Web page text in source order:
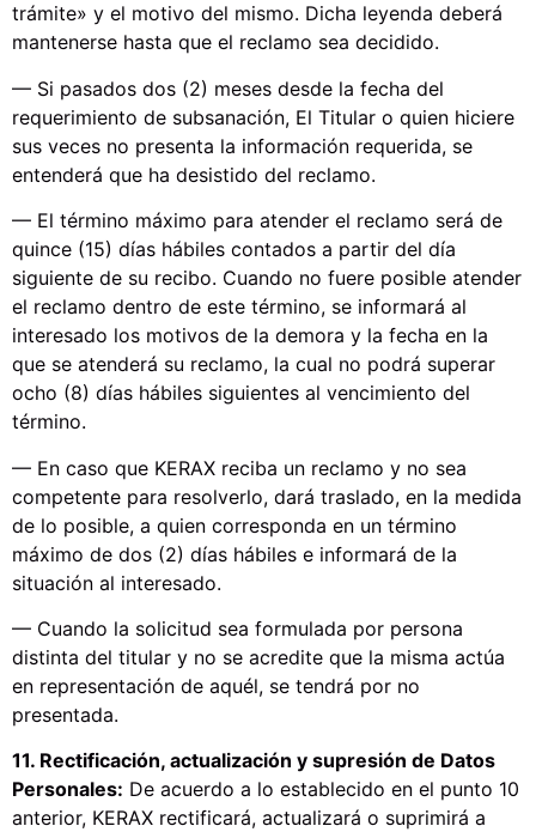
trámite» y el motivo del mismo. Dicha leyenda deberá
mantenerse hasta que el reclamo sea decidido.
— Si pasados dos (2) meses desde la fecha del
requerimiento de subsanación, El Titular o quien hiciere
sus veces no presenta la información requerida, se
entenderá que ha desistido del reclamo.
— El término máximo para atender el reclamo será de
quince (15) días hábiles contados a partir del día
siguiente de su recibo. Cuando no fuere posible atender
el reclamo dentro de este término, se informará al
interesado los motivos de la demora y la fecha en la
que se atenderá su reclamo, la cual no podrá superar
ocho (8) días hábiles siguientes al vencimiento del
término.
— En caso que KERAX reciba un reclamo y no sea
competente para resolverlo, dará traslado, en la medida
de lo posible, a quien corresponda en un término
máximo de dos (2) días hábiles e informará de la
situación al interesado.
— Cuando la solicitud sea formulada por persona
distinta del titular y no se acredite que la misma actúa
en representación de aquél, se tendrá por no
presentada.
11. Rectificación, actualización y supresión de Datos
Personales: De acuerdo a lo establecido en el punto 10
anterior, KERAX rectificará, actualizará o suprimirá a